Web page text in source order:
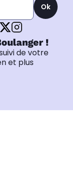
Ok
!
de votre
et plus